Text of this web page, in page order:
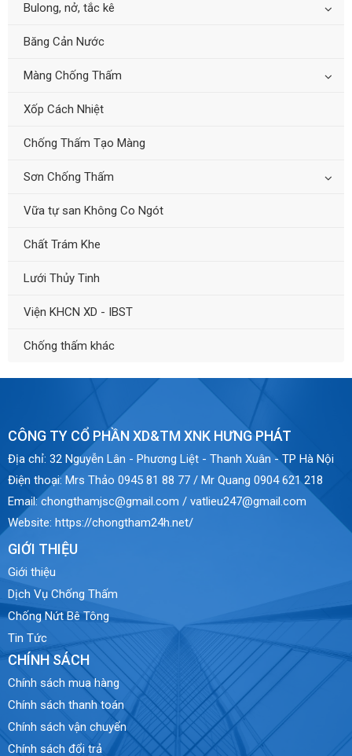
Bulong, nở, tắc kê
Băng Cản Nước
Màng Chống Thấm
Xốp Cách Nhiệt
Chống Thấm Tạo Màng
Sơn Chống Thấm
Vữa tự san Không Co Ngót
Chất Trám Khe
Lưới Thủy Tinh
Viện KHCN XD - IBST
Chống thấm khác
CÔNG TY CỔ PHẦN XD&TM XNK HƯNG PHÁT
Địa chỉ: 32 Nguyễn Lân - Phương Liệt - Thanh Xuân - TP Hà Nội
Điện thoại: Mrs Thảo 0945 81 88 77 / Mr Quang 0904 621 218
Email:chongthamjsc@gmail.com / vatlieu247@gmail.com
Website: https://chongtham24h.net/
GIỚI THIỆU
Giới thiệu
Dịch Vụ Chống Thấm
Chống Nứt Bê Tông
Tin Tức
CHÍNH SÁCH
Chính sách mua hàng
Chính sách thanh toán
Chính sách vận chuyển
Chính sách đổi trả